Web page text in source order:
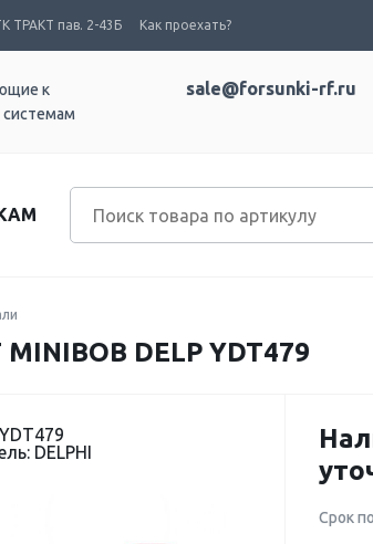
ТРАКТ пав. 2-43Б Как проехать?
к
sale@forsunki-rf.ru
DELP YDT479
DELPHI
Срок